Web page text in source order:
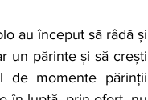
un părinte și să crești
de momente părinții